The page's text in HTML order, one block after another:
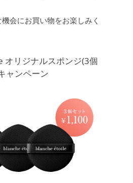
会にお買い物をお楽しみく
リジナルスポンジ(3個
ャンペーン